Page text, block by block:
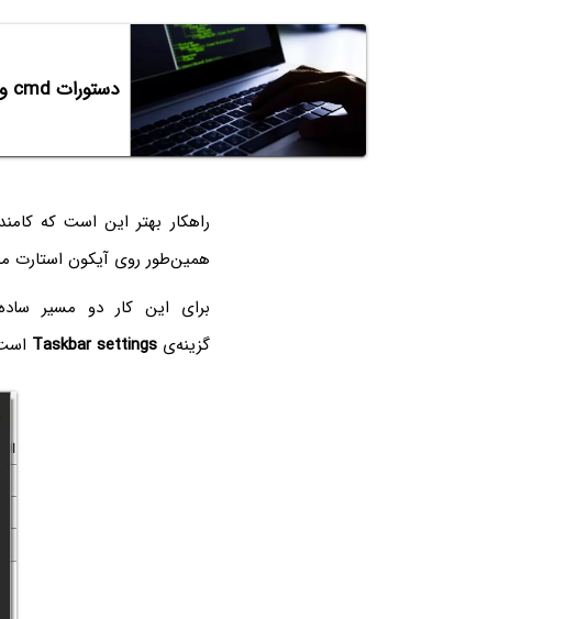
دستورات cmd و ترفندهایی برای استفاده‌ی بهتر از Command Prompt ویندوز
راهکار بهتر این است که
همین‌طور روی آیکون استارت
برای این کار دو مسیر
گزینه‌یTaskbar settings